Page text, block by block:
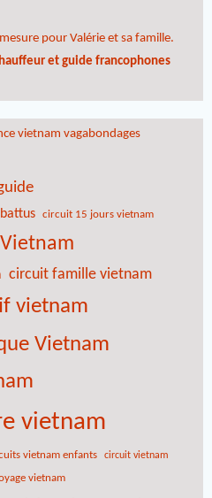
pour Valérie et sa famille.
et guide francophones
vietnam vagabondages
circuit 15 jours vietnam
circuit famille vietnam
vietnam
Vietnam
vietnam
vietnam enfants circuit vietnam
vietnam